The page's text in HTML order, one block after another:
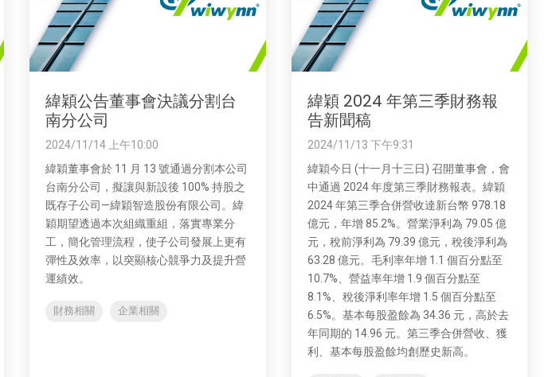
緯穎公告董事會決議分割台
南分公司
2024/11/14 上午10:00
緯穎董事會於 11 月 13 號通過分割本公司
台南分公司，擬讓與新設後 100% 持股之
既存子公司—緯穎智造股份有限公司。緯
穎期望透過本次組織重組，落實專業分
工，簡化管理流程，使子公司發展上更有
彈性及效率，以突顯核心競爭力及提升營
運績效。
財務相關 企業相關
緯穎 2024 年第三季財務報
告新聞稿
2024/11/13 下午9:31
緯穎今日 (十一月十三日) 召開董事會，會
中通過 2024 年度第三季財務報表。緯穎
2024 年第三季合併營收達新台幣 978.18
億元，年增 85.2%。營業淨利為 79.05 億
元，稅前淨利為 79.39 億元，稅後淨利為
63.28 億元。毛利率年增 1.1 個百分點至
10.7%、營益率年增 1.9 個百分點至
8.1%、稅後淨利率年增 1.5 個百分點至
6.5%。基本每股盈餘為 34.36 元，高於去
年同期的 14.96 元。第三季合併營收、獲
利、基本每股盈餘均創歷史新高。